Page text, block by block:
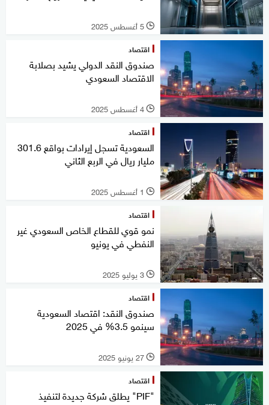
l 5 أغسطس 2025
اقتصاد
صندوق النقد الدولي يشيد بصلابة
الاقتصاد السعودي
l 4 أغسطس 2025
اقتصاد
السعودية تسجل إيرادات بواقع 301.6
مليار ريال في الربع الثاني
l 1 أغسطس 2025
اقتصاد
نمو قوي للقطاع الخاص السعودي غير
النفطي في يونيو
l 3 يوليو 2025
اقتصاد
صندوق النقد: اقتصاد السعودية
سينمو 3.5% في 2025
l 27 يونيو 2025
اقتصاد
"PIF" يطلق شركة جديدة لتنفيذ